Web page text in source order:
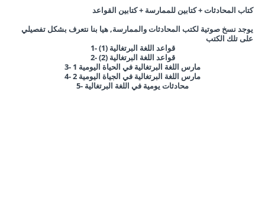
كتاب المحادثات + كتابين للممارسة + كتابين القواعد
يوجد نسخ صوتية لكتب المحادثات والممارسة, هيا بنا نتعرف بشكل تفصيلي
على تلك الكتب
1- قواعد اللغة البرتغالية (1)
2-(2) قواعد اللغة البرتغالية
3- مارس اللغة البرتغالية في الحياة اليومية 1
4- مارس اللغة البرتغالية في الجياة اليومية 2
5- محادثات يومية في اللغة البرتغالية